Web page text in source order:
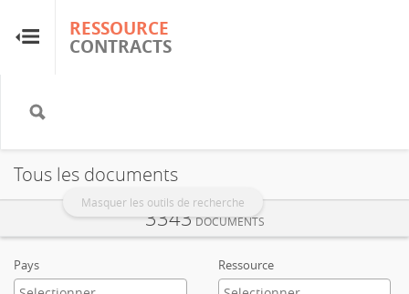
RESSOURCE
CONTRACTS
Masquer les outils de recherche
RESSOURCE
CONTRACTS
Accueil
À propos
FAQ
Tous les documents
Pays Ressource
3343DOCUMENTS